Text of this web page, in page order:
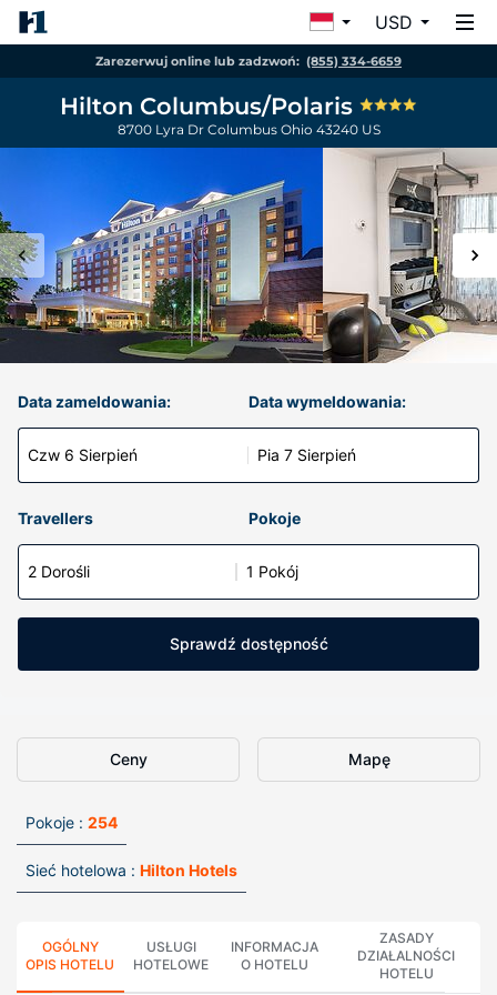
USD
Zarezerwuj online lub zadzwoń: (855) 334-6659
Hilton Columbus/Polaris
8700 Lyra Dr Columbus Ohio 43240 US
Data zameldowania:
Czw 6 Sierpień
Data wymeldowania:
Pia 7 Sierpień
Travellers Pokoje
2 Dorośli 1 Pokój
Sprawdź dostępność
Ceny Mapę
Pokoje : 254
Sieć hotelowa : Hilton Hotels
OGÓLNY
OPIS HOTELU
USŁUGI
HOTELOWE
INFORMACJA
O HOTELU
ZASADY
DZIAŁALNOŚCI
HOTELU